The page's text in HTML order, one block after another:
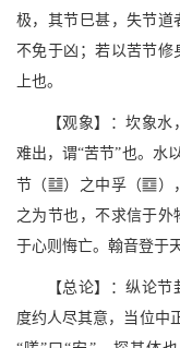
极，其节巳甚，失节道
不免于凶；若以苦节修
上也。
【观象】：坎象
难出，谓“苦节”也。水
节（N）之中孚（M）
之为节也，不求信于
于心则悔亡。翰音登于
【总论】：纵论
度约人尽其意，当位中